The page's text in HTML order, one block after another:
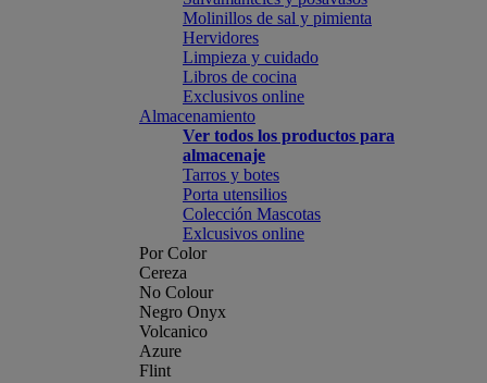
Molinillos de sal y pimienta
Hervidores
Limpieza y cuidado
Libros de cocina
Exclusivos online
Almacenamiento
Ver todos los productos para
almacenaje
Tarros y botes
Porta utensilios
Colección Mascotas
Exlcusivos online
Por Color
Cereza
No Colour
Negro Onyx
Volcanico
Azure
Flint